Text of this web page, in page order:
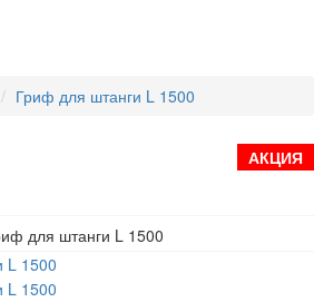
Гриф для штанги L 1500
АКЦИЯ